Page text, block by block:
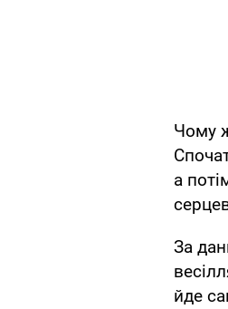
Чому
а
За
йде